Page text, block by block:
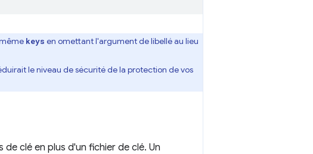
keys en omettant l'argument de libellé au lieu
le niveau de sécurité de la protection de vos
clé en plus d'un fichier de clé. Un